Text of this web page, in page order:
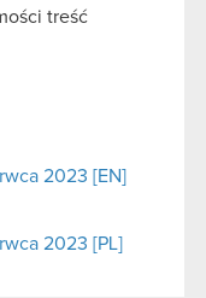
treść
2023 [EN]
2023 [PL]